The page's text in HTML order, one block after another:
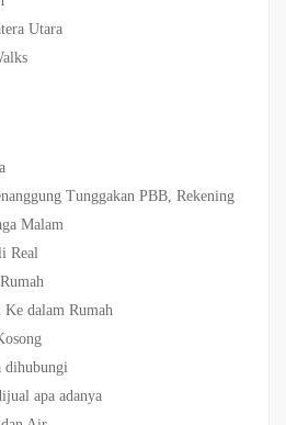
Utara
Tunggakan PBB, Rekening
Malam
Real
dalam Rumah
dihubungi
apa adanya